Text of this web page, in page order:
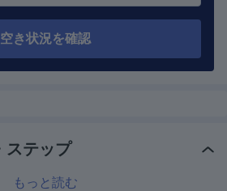
空き状況を確認
ステップ
もっと読む